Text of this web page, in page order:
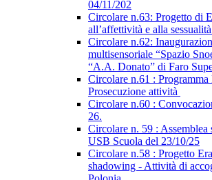
04/11/202
Circolare n.63: Progetto di
all’affettività e alla
Circolare n.62:
multisensoriale “Spazio
“A.A. Donato” di Faro
Circolare n.61 : Programma
Prosecuzione attività
Circolare n.60 :
26.
Circolare n. 59 : Assemblea
USB Scuola del 23/10/25
Circolare n.58 : Progetto
shadowing - Attività di